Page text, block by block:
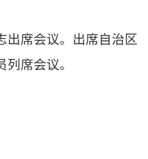
出席会议。出席自治区
席会议。